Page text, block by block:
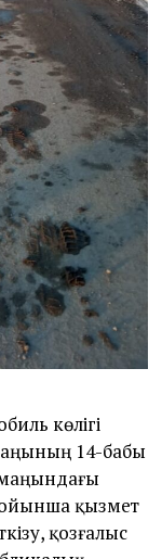
көлігі
14-бабы
қызмет
қозғалыс